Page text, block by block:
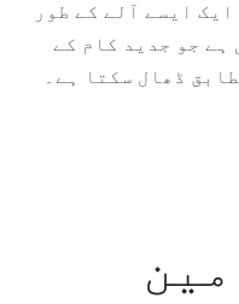
ایسے آلے کے طور
ہے جو جدید کام کے
ڈھال سکتا ہے۔